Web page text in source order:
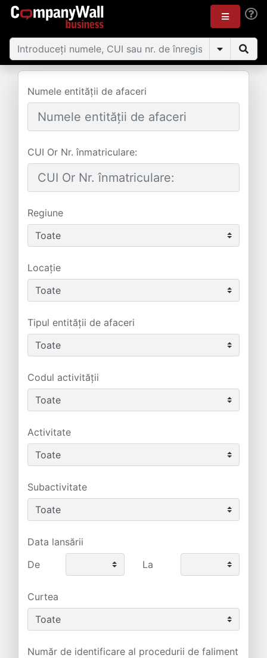
Numele entității de afaceri
CUI Or Nr. înmatriculare:
Regiune
Locație
Tipul entității de afaceri
Codul activității
Activitate
Subactivitate
Data lansării
De
La
Curtea
Număr de identificare al procedurii de faliment